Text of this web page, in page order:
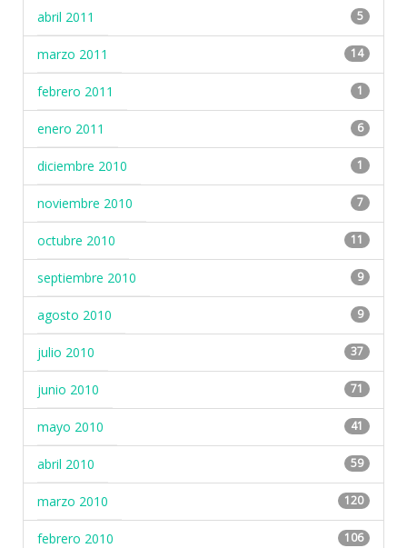
abril 2011 5
marzo 2011 14
febrero 2011 1
enero 2011 6
diciembre 2010 1
noviembre 2010 7
octubre 2010 11
septiembre 2010 9
agosto 2010 9
julio 2010 37
junio 2010 71
mayo 2010 41
abril 2010 59
marzo 2010 120
febrero 2010 106